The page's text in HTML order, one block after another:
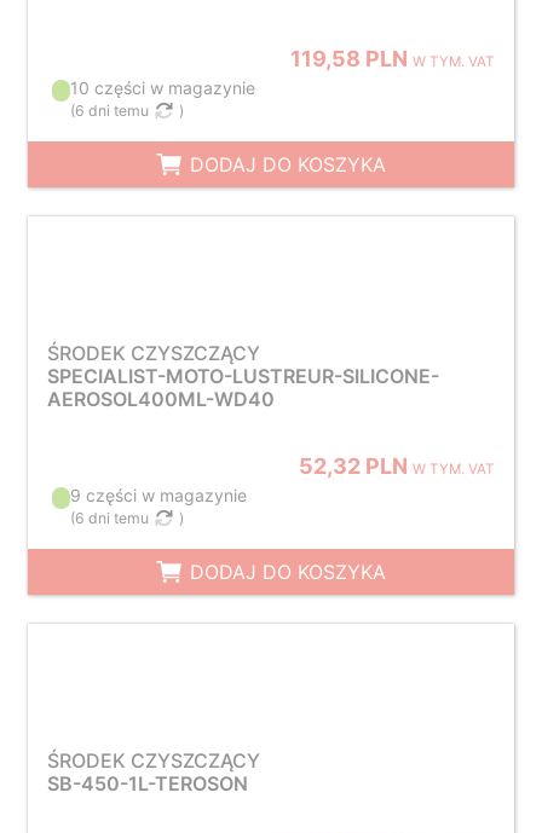
119,58 PLNW TYM. VAT
10 części w magazynie
(6 dni temu )
DODAJ DO KOSZYKA
ŚRODEK CZYSZCZĄCY
SPECIALIST-MOTO-LUSTREUR-SILICONE-
AEROSOL400ML-WD40
52,32 PLNW TYM. VAT
9 części w magazynie
(6 dni temu )
DODAJ DO KOSZYKA
ŚRODEK CZYSZCZĄCY
SB-450-1L-TEROSON